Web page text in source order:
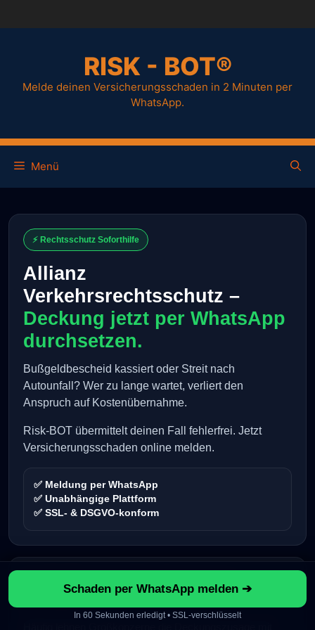
RISK - BOT®
Melde deinen Versicherungsschaden in 2 Minuten per
WhatsApp.
Menü
⚡ Rechtsschutz Soforthilfe
Allianz
Verkehrsrechtsschutz –
Deckung jetzt per WhatsApp
durchsetzen.
Bußgeldbescheid kassiert oder Streit nach
Autounfall? Wer zu lange wartet, verliert den
Anspruch auf Kostenübernahme.
Risk-BOT übermittelt deinen Fall fehlerfrei. Jetzt
Versicherungsschaden online melden.
✅ Meldung per WhatsApp
✅ Unabhängige Plattform
✅ SSL- & DSGVO-konform
⚠️ Taktiken bei Rechtsschutz-
Schäden
Schaden per WhatsApp melden ➔
In 60 Sekunden erledigt • SSL-verschlüsselt